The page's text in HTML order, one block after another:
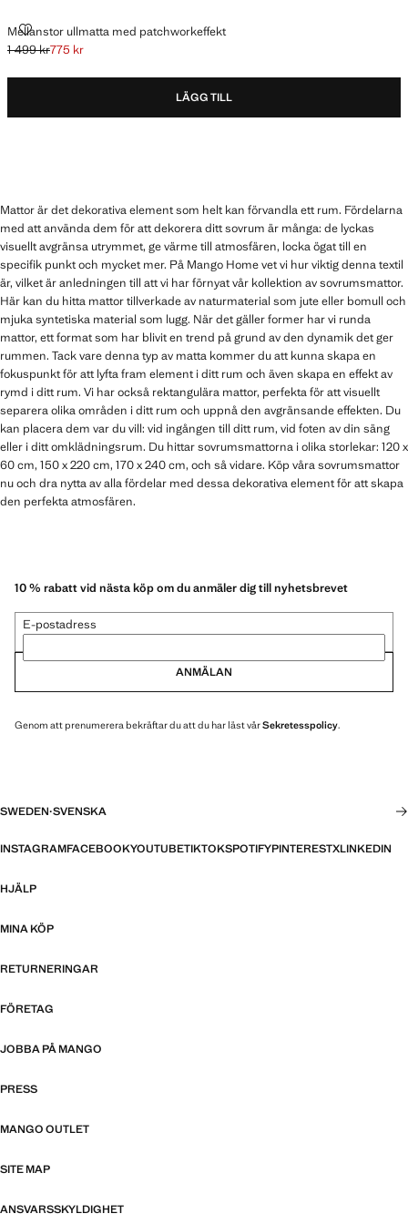
Mellanstor ullmatta med patchworkeffekt
MELLANSTOR ULLMATTA MED PATCHWORKEFFEKT
Ursprungligt pris överstruket [1 499 kr ]
1 499 kr
Gällande pris [775 kr ]
775 kr
LÄGG TILL
Mattor är det dekorativa element som helt kan förvandla ett rum. Fördelarna
med att använda dem för att dekorera ditt sovrum är många: de lyckas
visuellt avgränsa utrymmet, ge värme till atmosfären, locka ögat till en
specifik punkt och mycket mer. På Mango Home vet vi hur viktig denna textil
är, vilket är anledningen till att vi har förnyat vår kollektion av sovrumsmattor.
Här kan du hitta mattor tillverkade av naturmaterial som jute eller bomull och
mjuka syntetiska material som lugg. När det gäller former har vi runda
mattor, ett format som har blivit en trend på grund av den dynamik det ger
rummen. Tack vare denna typ av matta kommer du att kunna skapa en
fokuspunkt för att lyfta fram element i ditt rum och även skapa en effekt av
rymd i ditt rum. Vi har också rektangulära mattor, perfekta för att visuellt
separera olika områden i ditt rum och uppnå den avgränsande effekten. Du
kan placera dem var du vill: vid ingången till ditt rum, vid foten av din säng
eller i ditt omklädningsrum. Du hittar sovrumsmattorna i olika storlekar: 120 x
60 cm, 150 x 220 cm, 170 x 240 cm, och så vidare. Köp våra sovrumsmattor
nu och dra nytta av alla fördelar med dessa dekorativa element för att skapa
den perfekta atmosfären.
10 % rabatt vid nästa köp om du anmäler dig till nyhetsbrevet
E-postadress
ANMÄLAN
Genom att prenumerera bekräftar du att du har läst vårSekretesspolicy.
SWEDEN·SVENSKA
INSTAGRAMFACEBOOKYOUTUBETIKTOKSPOTIFYPINTERESTXLINKEDIN
HJÄLP
MINA KÖP
RETURNERINGAR
FÖRETAG
JOBBA PÅ MANGO
PRESS
MANGO OUTLET
SITE MAP
ANSVARSSKYLDIGHET